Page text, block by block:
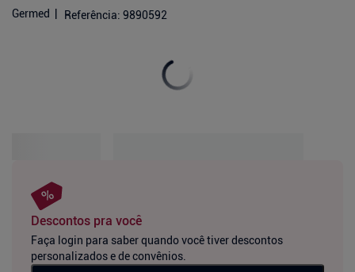
Germed Referência: 9890592
Descontos pra você
Faça login para saber quando você tiver descontos
personalizados e de convênios.